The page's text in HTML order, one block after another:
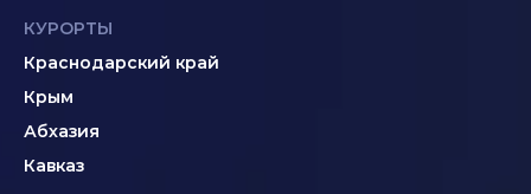
КУРОРТЫ
Краснодарский край
Крым
Абхазия
Кавказ